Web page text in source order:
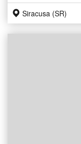
Siracusa (SR)